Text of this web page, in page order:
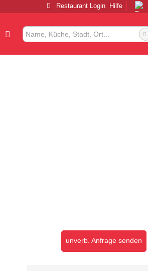
Restaurant Login Hilfe
unverb. Anfrage senden